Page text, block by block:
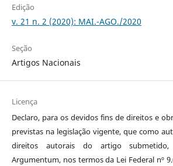
Edição
v. 21 n. 2 (2020): MAI.-AGO./2020
Seção
Artigos Nacionais
Licença
Declaro, para os devidos fins de direitos e
previstas na legislação vigente, que como
direitos autorais do artigo
Argumentum, nos termos da Lei Federal nº